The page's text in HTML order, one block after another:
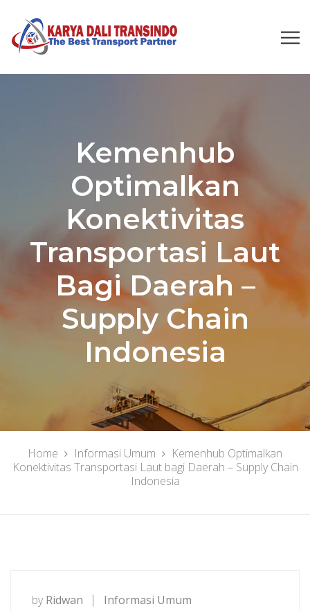
Kemenhub
Optimalkan
Konektivitas
Transportasi Laut
Bagi Daerah –
Supply Chain
Indonesia
Home Informasi Umum
Kemenhub Optimalkan
Konektivitas Transportasi Laut bagi Daerah – Supply Chain
Indonesia
by Ridwan Informasi Umum